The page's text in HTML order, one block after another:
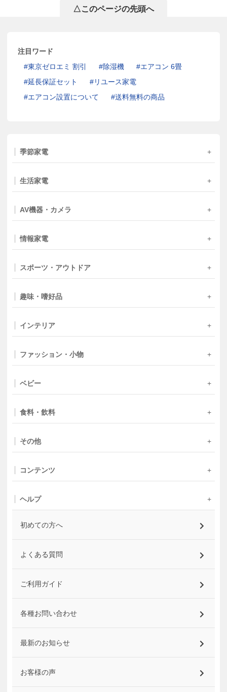
△このページの先頭へ
注目ワード
東京ゼロエミ 割引
除湿機
エアコン 6畳
延長保証セット
リユース家電
エアコン設置について
送料無料の商品
季節家電
生活家電
AV機器・カメラ
情報家電
スポーツ・アウトドア
趣味・嗜好品
インテリア
ファッション・小物
ベビー
食料・飲料
その他
コンテンツ
ヘルプ
初めての方へ
よくある質問
ご利用ガイド
各種お問い合わせ
最新のお知らせ
お客様の声